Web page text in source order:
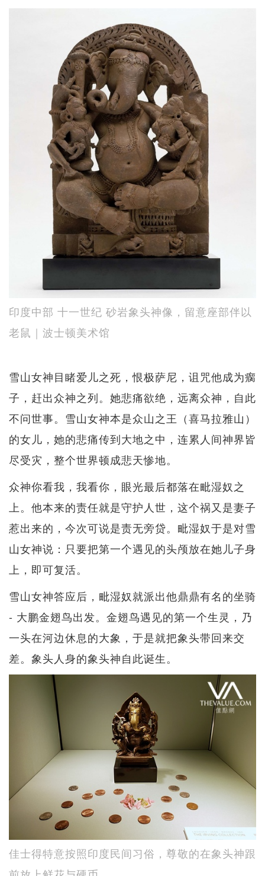
印度中部 十一世纪 砂岩象头神像，留意座部伴以
老鼠｜波士顿美术馆
雪山女神目睹爱儿之死，恨极萨尼，诅咒他成为瘸
子，赶出众神之列。她悲痛欲绝，远离众神，自此
不问世事。雪山女神本是众山之王（喜马拉雅山）
的女儿，她的悲痛传到大地之中，连累人间神界皆
尽受灾，整个世界顿成悲天惨地。
众神你看我，我看你，眼光最后都落在毗湿奴之
上。他本来的责任就是守护人世，这个祸又是妻子
惹出来的，今次可说是责无旁贷。毗湿奴于是对雪
山女神说：只要把第一个遇见的头颅放在她儿子身
上，即可复活。
雪山女神答应后，毗湿奴就派出他鼎鼎有名的坐骑
- 大鹏金翅鸟出发。金翅鸟遇见的第一个生灵，乃
一头在河边休息的大象，于是就把象头带回来交
差。象头人身的象头神自此诞生。
佳士得特意按照印度民间习俗，尊敬的在象头神跟